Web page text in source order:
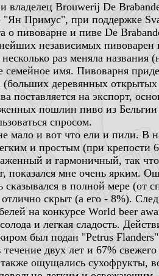
владелец Brouwerij De
"Ян Примус", при поддержке
о пивоварне и пиве De
независимых
раз меняла
семейное имя. Пивоварня
деревянных
поставляется на экспорт,
пошлин пиво из Бельгии
спросом.
мало и вот что ели и пили. В
и простым (при
и гармоничный, так
показался мне очень ярким.
сказывался в полной мере
отлично скрыт (а его - 8%).
на конкурсе World beer
и легкая сладость.
был подан "Petrus
двух лет и 67%
ощущались сухофрукты,